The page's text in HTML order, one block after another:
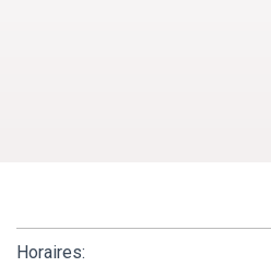
Horaires: